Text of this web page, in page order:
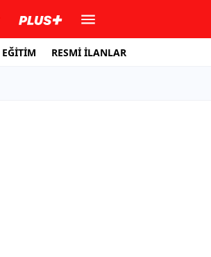
EĞİTİM RESMİ İLANLAR